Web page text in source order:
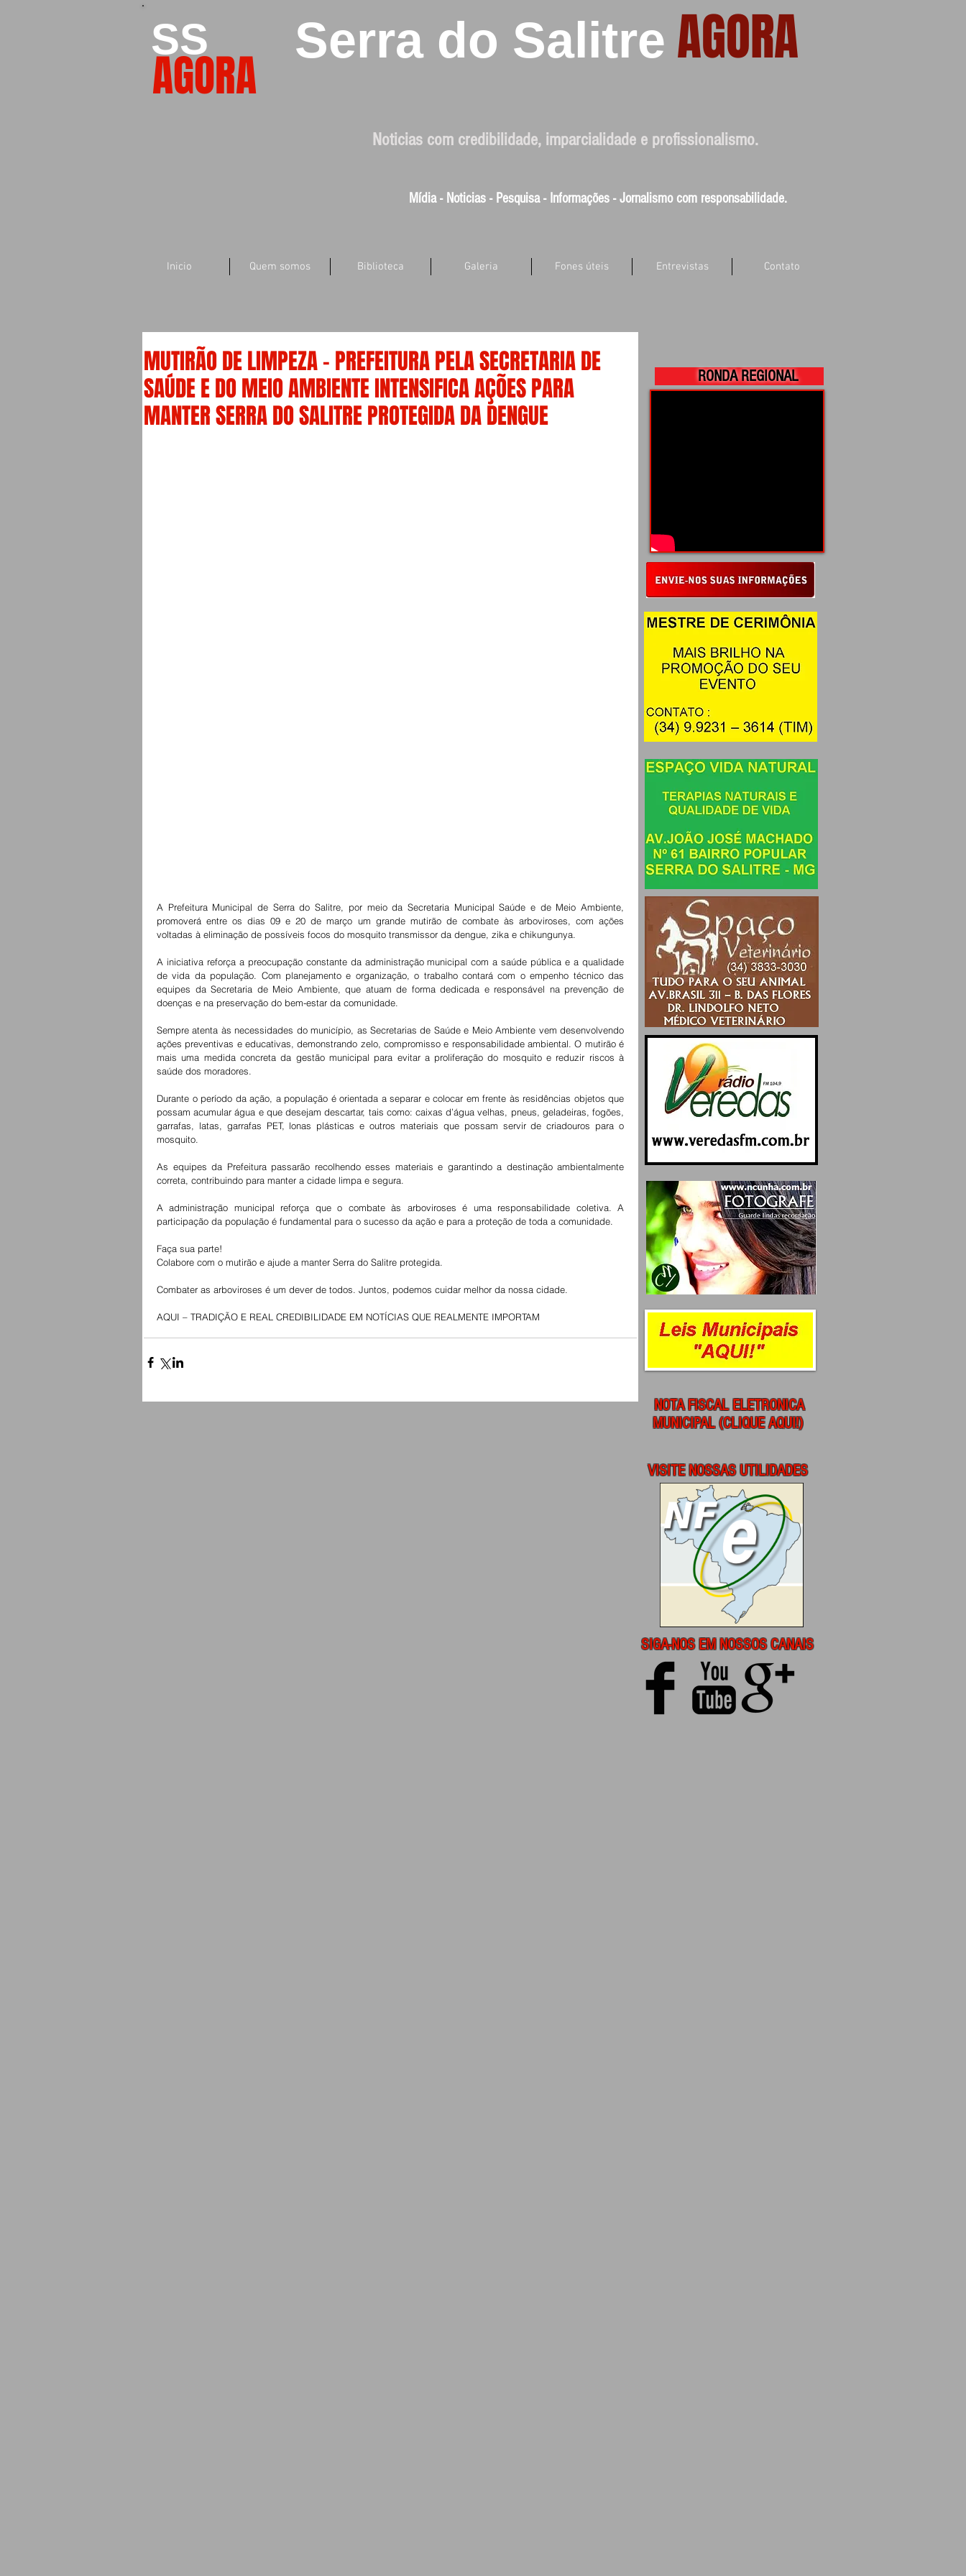
SS
AGORA
Serra do Salitre AGORA
Noticias com credibilidade, imparcialidade e profissionalismo.
Mídia - Noticias - Pesquisa - Informações - Jornalismo com responsabilidade.
Inicio Quem somos Biblioteca Galeria Fones úteis Entrevistas Contato
MUTIRÃO DE LIMPEZA - PREFEITURA PELA SECRETARIA DE
SAÚDE E DO MEIO AMBIENTE INTENSIFICA AÇÕES PARA
MANTER SERRA DO SALITRE PROTEGIDA DA DENGUE
A Prefeitura Municipal de Serra do Salitre, por meio da Secretaria Municipal Saúde e de Meio Ambiente,
promoverá entre os dias 09 e 20 de março um grande mutirão de combate às arboviroses, com ações
voltadas à eliminação de possíveis focos do mosquito transmissor da dengue, zika e chikungunya.
A iniciativa reforça a preocupação constante da administração municipal com a saúde pública e a qualidade
de vida da população. Com planejamento e organização, o trabalho contará com o empenho técnico das
equipes da Secretaria de Meio Ambiente, que atuam de forma dedicada e responsável na prevenção de
doenças e na preservação do bem-estar da comunidade.
Sempre atenta às necessidades do município, as Secretarias de Saúde e Meio Ambiente vem desenvolvendo
ações preventivas e educativas, demonstrando zelo, compromisso e responsabilidade ambiental. O mutirão é
mais uma medida concreta da gestão municipal para evitar a proliferação do mosquito e reduzir riscos à
saúde dos moradores.
Durante o período da ação, a população é orientada a separar e colocar em frente às residências objetos que
possam acumular água e que desejam descartar, tais como: caixas d’água velhas, pneus, geladeiras, fogões,
garrafas, latas, garrafas PET, lonas plásticas e outros materiais que possam servir de criadouros para o
mosquito.
As equipes da Prefeitura passarão recolhendo esses materiais e garantindo a destinação ambientalmente
correta, contribuindo para manter a cidade limpa e segura.
A administração municipal reforça que o combate às arboviroses é uma responsabilidade coletiva. A
participação da população é fundamental para o sucesso da ação e para a proteção de toda a comunidade.
Faça sua parte!
Colabore com o mutirão e ajude a manter Serra do Salitre protegida.
Combater as arboviroses é um dever de todos. Juntos, podemos cuidar melhor da nossa cidade.
AQUI – TRADIÇÃO E REAL CREDIBILIDADE EM NOTÍCIAS QUE REALMENTE IMPORTAM
RONDA REGIONAL
NOTA FISCAL ELETRONICA
MUNICIPAL (CLIQUE AQUI!)
VISITE NOSSAS UTILIDADES
SIGA-NOS EM NOSSOS CANAIS